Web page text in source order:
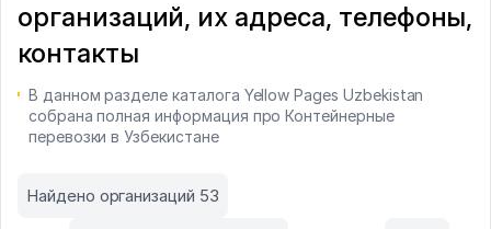
организаций, их адреса, телефоны,
контакты
В данном разделе каталога Yellow Pages Uzbekistan
собрана полная информация про Контейнерные
перевозки в Узбекистане
Найдено организаций 53